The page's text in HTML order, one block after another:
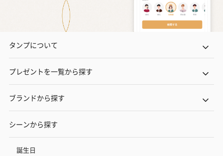
ハンドタオル・ハンカチを同梱してお届けいたします。ギフトへ
の＋αにおすすめです。
ンク）（1,760円）
タンプについて
プレゼントを一覧から探す
ブランドから探す
シーンから探す
誕生日